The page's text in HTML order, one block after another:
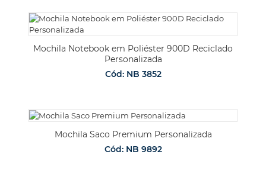
Mochila Notebook em Poliéster 900D Reciclado
Personalizada
Cód: NB 3852
Mochila Saco Premium Personalizada
Cód: NB 9892